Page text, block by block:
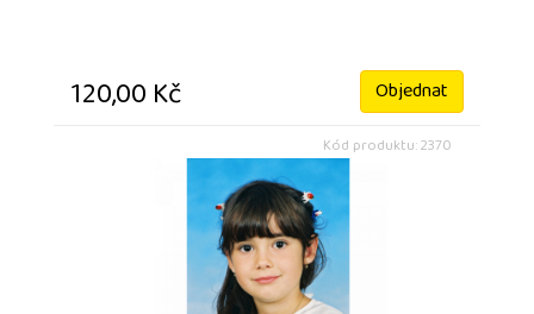
120,00 Kč Objednat
Kód produktu: 2370